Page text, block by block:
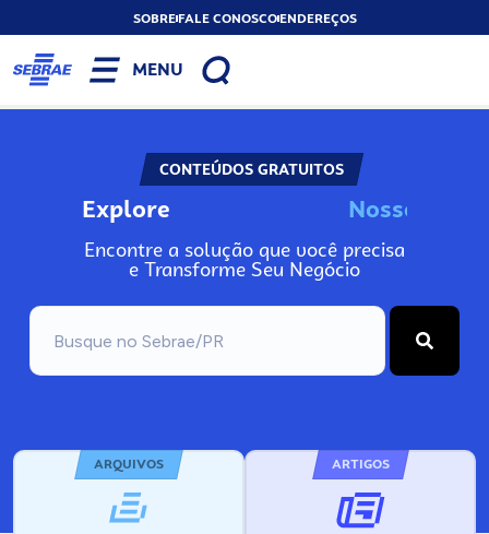
SOBREFALE CONOSCOENDEREÇOS
MENU
CONTEÚDOS GRATUITOS
Explore Nosso
Encontre a solução que você precisa
e Transforme Seu Negócio
ARQUIVOS ARTIGOS